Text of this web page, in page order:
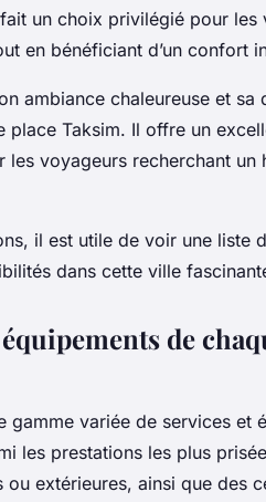
un choix privilégié pour les
en bénéficiant d’un confort
ambiance chaleureuse et sa
Taksim. Il offre un
voyageurs recherchant un
il est utile de voir une liste
dans cette ville
de
gamme variée de services et
les prestations les plus
extérieures, ainsi que des